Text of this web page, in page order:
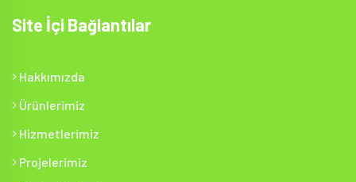
Site İçi Bağlantılar
Hakkımızda
Ürünlerimiz
Hizmetlerimiz
Projelerimiz